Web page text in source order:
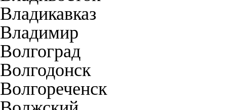
Владикавказ
Владимир
Волгоград
Волгодонск
Волгореченск